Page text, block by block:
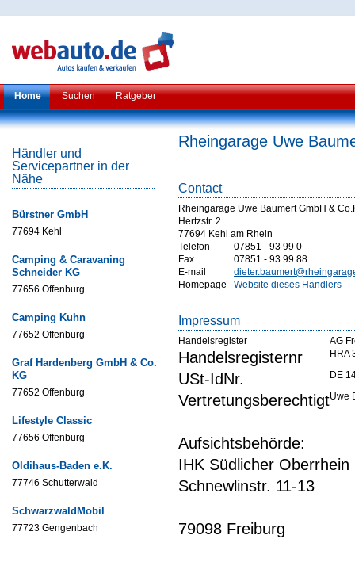
Home Suchen Ratgeber
Händler und
Servicepartner in der
Nähe
Bürstner GmbH
77694 Kehl
Camping & Caravaning
Schneider KG
77656 Offenburg
Camping Kuhn
77652 Offenburg
Graf Hardenberg GmbH & Co.
KG
77652 Offenburg
Lifestyle Classic
77656 Offenburg
Oldihaus-Baden e.K.
77746 Schutterwald
SchwarzwaldMobil
77723 Gengenbach
Rheingarage Uwe
Contact
Rheingarage Uwe Baumert GmbH &
Hertzstr. 2
77694 Kehl am Rhein
Telefon
07851 - 93 99 0
Fax
07851 - 93 99 88
E-mail
Homepage
Website dieses Händlers
Impressum
Handelsregister AG
Handelsregisternr HRA
USt-IdNr. DE
VertretungsberechtigtUwe
Aufsichtsbehörde:
IHK Südlicher Oberrhein
79098 Freiburg